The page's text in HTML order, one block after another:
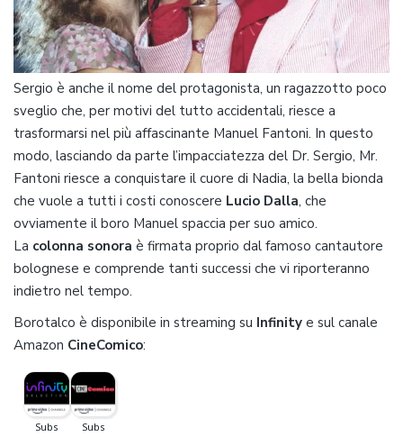
Sergio è anche il nome del protagonista, un ragazzotto poco
sveglio che, per motivi del tutto accidentali, riesce a
trasformarsi nel più affascinante Manuel Fantoni. In questo
modo, lasciando da parte l’impacciatezza del Dr. Sergio, Mr.
Fantoni riesce a conquistare il cuore di Nadia, la bella bionda
che vuole a tutti i costi conoscere Lucio Dalla, che
ovviamente il boro Manuel spaccia per suo amico.
La colonna sonora è firmata proprio dal famoso cantautore
bolognese e comprende tanti successi che vi riporteranno
indietro nel tempo.
Borotalco è disponibile in streaming su Infinity e sul canale
Amazon CineComico: